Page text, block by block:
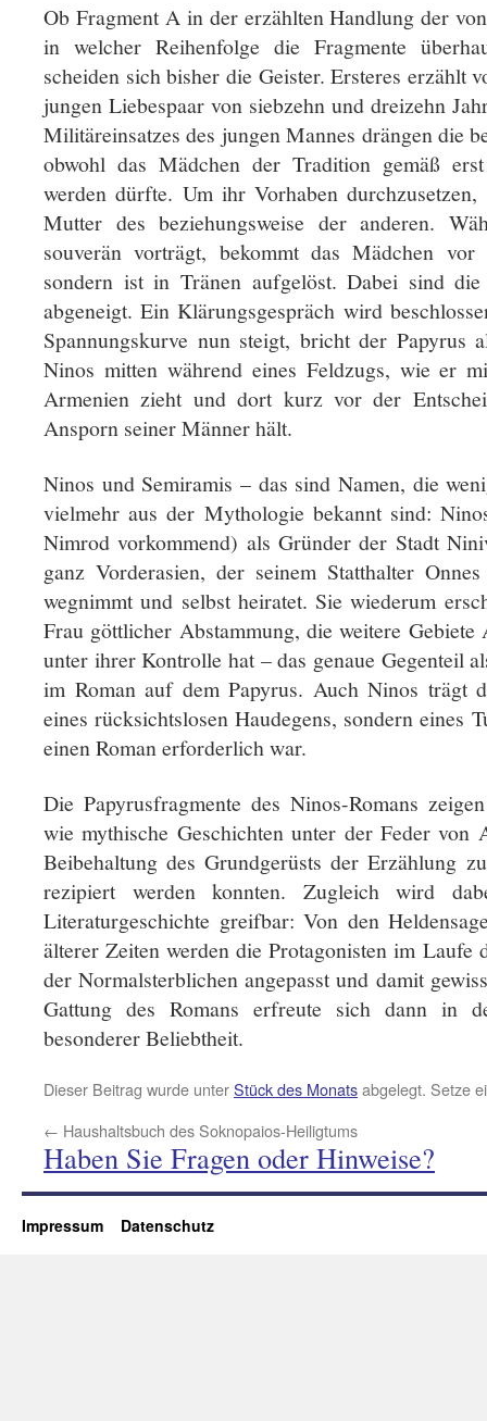
Ob Fragment A in der erzählten Handlung der
in welcher Reihenfolge die Fragmente
scheiden sich bisher die Geister. Ersteres erzählt
jungen Liebespaar von siebzehn und dreizehn
Militäreinsatzes des jungen Mannes drängen die
obwohl das Mädchen der Tradition gemäß
werden dürfte. Um ihr Vorhaben
Mutter des beziehungsweise der anderen.
souverän vorträgt, bekommt das Mädchen
sondern ist in Tränen aufgelöst. Dabei sind
abgeneigt. Ein Klärungsgespräch wird
Spannungskurve nun steigt, bricht der Papyrus
Ninos mitten während eines Feldzugs, wie er
Armenien zieht und dort kurz vor der
Ansporn seiner Männer hält.
Ninos und Semiramis – das sind Namen, die
vielmehr aus der Mythologie bekannt sind:
Nimrod vorkommend) als Gründer der Stadt
ganz Vorderasien, der seinem Statthalter
wegnimmt und selbst heiratet. Sie wiederum
Frau göttlicher Abstammung, die weitere
unter ihrer Kontrolle hat – das genaue Gegenteil
im Roman auf dem Papyrus. Auch Ninos trägt
eines rücksichtslosen Haudegens, sondern eines
einen Roman erforderlich war.
Die Papyrusfragmente des Ninos-Romans
wie mythische Geschichten unter der Feder von
Beibehaltung des Grundgerüsts der Erzählung
rezipiert werden konnten. Zugleich wird
Literaturgeschichte greifbar: Von den
älterer Zeiten werden die Protagonisten im
der Normalsterblichen angepasst und damit
Gattung des Romans erfreute sich dann in
besonderer Beliebtheit.
Dieser Beitrag wurde unterStück des Monatsabgelegt. Setze
← Haushaltsbuch des Soknopaios-Heiligtums
Haben Sie Fragen oder Hinweise?
Impressum Datenschutz